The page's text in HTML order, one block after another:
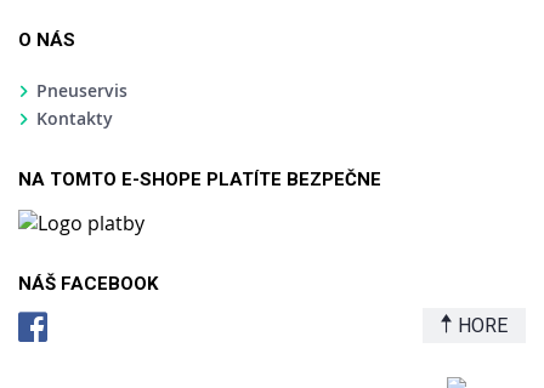
O NÁS
Pneuservis
Kontakty
NA TOMTO E-SHOPE PLATÍTE BEZPEČNE
NÁŠ FACEBOOK
HORE